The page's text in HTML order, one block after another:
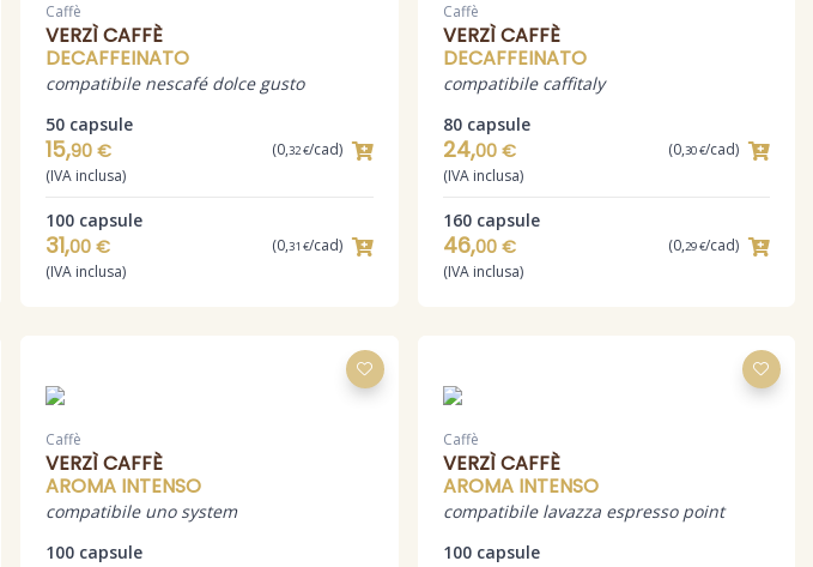
Caffè
VERZÌ CAFFÈ
DECAFFEINATO
compatibile nescafé dolce gusto
50 capsule
15,90 € (0,32 €/cad)
(IVA inclusa)
100 capsule
31,00 € (0,31 €/cad)
(IVA inclusa)
Caffè
VERZÌ CAFFÈ
DECAFFEINATO
compatibile caffitaly
80 capsule
24,00 € (0,30 €/cad)
(IVA inclusa)
160 capsule
46,00 € (0,29 €/cad)
(IVA inclusa)
Caffè
VERZÌ CAFFÈ
AROMA INTENSO
compatibile uno system
100 capsule
Caffè
VERZÌ CAFFÈ
AROMA INTENSO
compatibile lavazza espresso point
100 capsule